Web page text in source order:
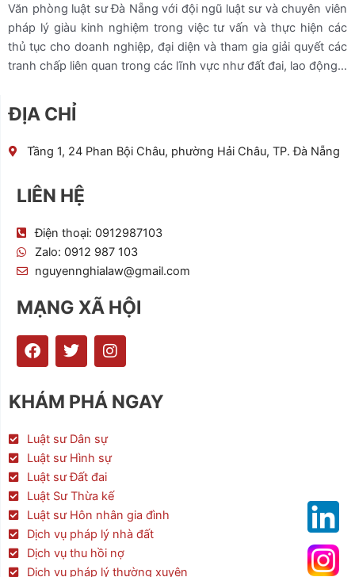
Văn phòng luật sư Đà Nẵng với đội ngũ luật sư và chuyên viên
pháp lý giàu kinh nghiệm trong việc tư vấn và thực hiện các
thủ tục cho doanh nghiệp, đại diện và tham gia giải quyết các
tranh chấp liên quan trong các lĩnh vực như đất đai, lao động…
ĐỊA CHỈ
Tầng 1, 24 Phan Bội Châu, phường Hải Châu, TP. Đà Nẵng
LIÊN HỆ
Điện thoại: 0912987103
Zalo: 0912 987 103
nguyennghialaw@gmail.com
MẠNG XÃ HỘI
F
a
e
b
o
k
T
w
t
t
r
I
n
t
a
a
KHÁM PHÁ NGAY
Luật sư Dân sự
Luật sư Hình sự
Luật sư Đất đai
Luật Sư Thừa kế
Luật sư Hôn nhân gia đình
Dịch vụ pháp lý nhà đất
Dịch vụ thu hồi nợ
Dịch vụ pháp lý thường xuyên